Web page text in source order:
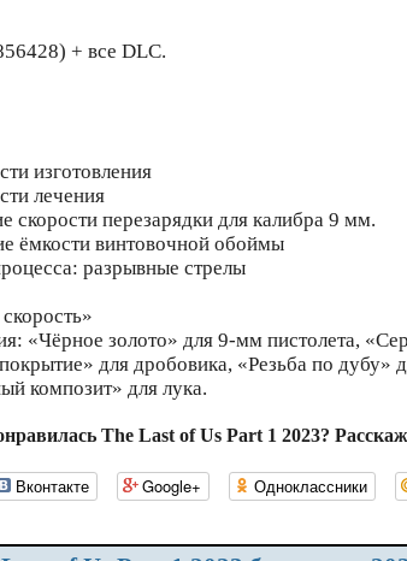
+ все DLC.
изготовления
лечения
перезарядки для калибра 9 мм.
ёмкости винтовочной обоймы
разрывные стрелы
«Чёрное золото» для 9-мм пистолета,
для дробовика, «Резьба по дубу»
композит» для лука.
The Last of Us Part 1 2023?
Вконтакте Google+ Одноклассники